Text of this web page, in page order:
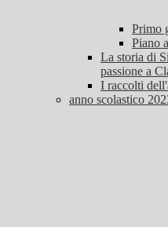
Primo
Piano
La storia di
passione a
I raccolti
anno scolastico